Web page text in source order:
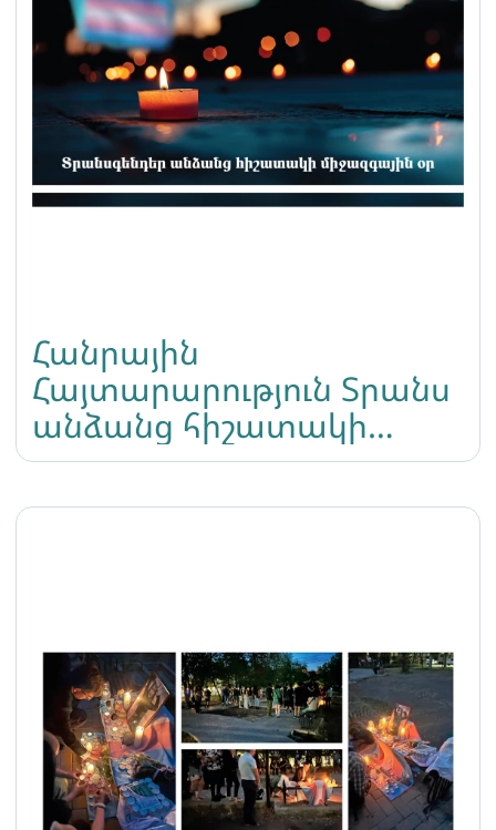
Հանրային
Հայտարարություն Տրանս
անձանց հիշատակի
միջազգային օրվա
առիթով